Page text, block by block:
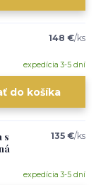
148 €/ks
expedícia 3-5 dní
do košíka
s
135 €/ks
expedícia 3-5 dní